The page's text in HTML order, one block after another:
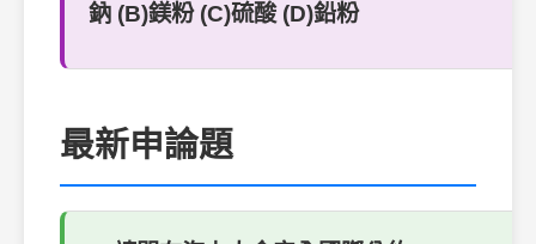
鈉 (B)鎂粉 (C)硫酸 (D)鉛粉
最新申論題